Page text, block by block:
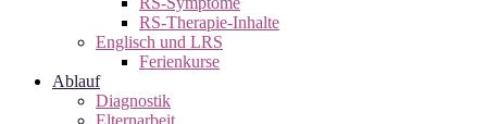
RS-Therapie-Inhalte
Englisch und LRS
Ferienkurse
Ablauf
Diagnostik
Elternarbeit